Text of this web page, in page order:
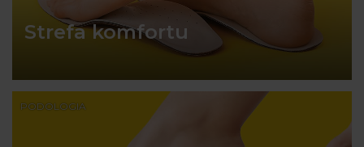
Strefa komfortu
PODOLOGIA